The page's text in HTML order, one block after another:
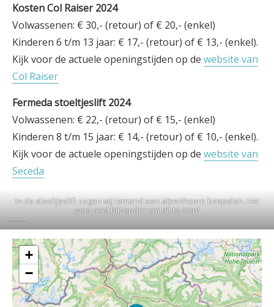
Kosten Col Raiser 2024
Volwassenen: € 30,- (retour) of € 20,- (enkel)
Kinderen 6 t/m 13 jaar: € 17,- (retour) of € 13,- (enkel).
Kijk voor de actuele openingstijden op de website van
Col Raiser
Fermeda stoeltjeslift 2024
Volwassenen: € 22,- (retour) of € 15,- (enkel)
Kinderen 8 t/m 15 jaar: € 14,- (retour) of € 10,- (enkel).
Kijk voor de actuele openingstijden op de website van
Seceda
In de stoeltjeslift zagen wij iemand een alpenhoorn bespelen. Het
was heel bijzonder om dit te zien!
+
−